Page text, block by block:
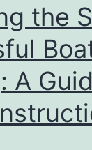
the
A